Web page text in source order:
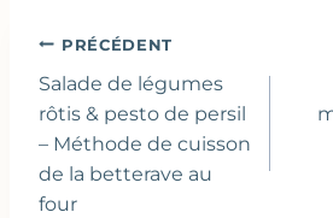
Navigation
de
l’article
PRÉCÉDENT
Salade de légumes
rôtis & pesto de persil
– Méthode de cuisson
de la betterave au
four